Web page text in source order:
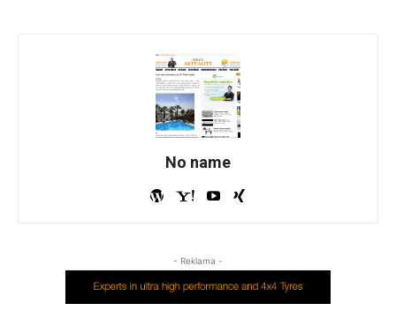
No name
- Reklama -